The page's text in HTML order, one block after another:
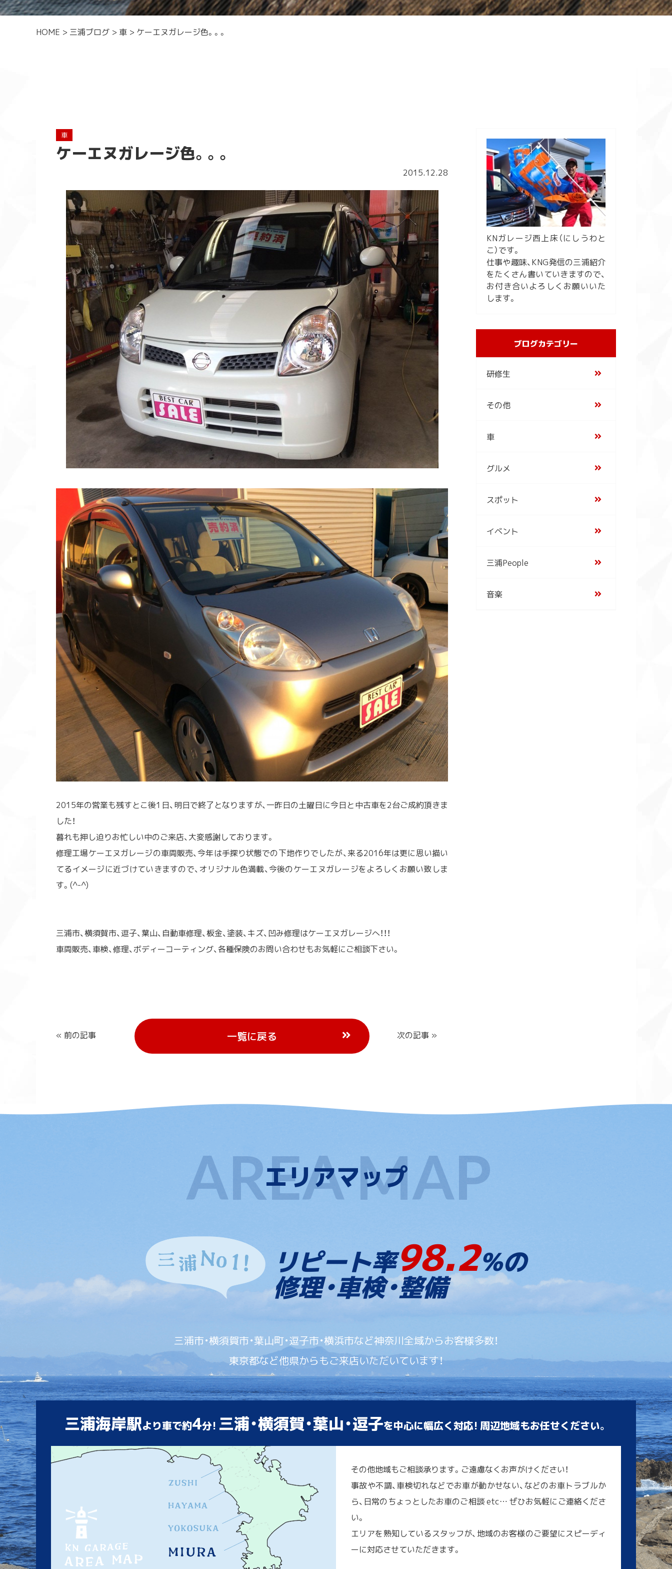
HOME > 三浦ブログ > 車 > ケーエヌガレージ色。。。
車
ケーエヌガレージ色。。。
2015.12.28
2015年の営業も残すとこ後1日、明日で終了となりますが、一昨日の土曜日に今日と中古車を2台ご成約頂きま
した！
暮れも押し迫りお忙しい中のご来店、大変感謝しております。
修理工場ケーエヌガレージの車両販売、今年は手探り状態での下地作りでしたが、来る2016年は更に思い描い
てるイメージに近づけていきますので、オリジナル色満載、今後のケーエヌガレージをよろしくお願い致しま
す。(^-^)
三浦市、横須賀市、逗子、葉山、自動車修理、板金、塗装、キズ、凹み修理はケーエヌガレージへ！！！
車両販売、車検、修理、ボディーコーティング、各種保険のお問い合わせもお気軽にご相談下さい。
« 前の記事 一覧に戻る 次の記事 »
KNガレージ西上床（にしうわと
こ）です。
仕事や趣味、KNG発信の三浦紹介
をたくさん書いていきますので、
お付き合いよろしくお願いいた
します。
ブログカテゴリー
研修生
その他
車
グルメ
スポット
イベント
三浦People
音楽
エリアマップ
リピート率98.2%の
修理・車検・整備
三浦市・横須賀市・葉山町・逗子市・横浜市など神奈川全域からお客様多数！
東京都など他県からもご来店いただいています！
三浦海岸駅より車で約4分! 三浦・横須賀・葉山・逗子を中心に幅広く対応! 周辺地域もお任せください。
その他地域もご相談承ります。ご遠慮なくお声がけください！
事故や不調、車検切れなどでお車が動かせない、などのお車トラブルか
ら、日常のちょっとしたお車のご相談 etc… ぜひお気軽にご連絡くださ
い。
エリアを熟知しているスタッフが、地域のお客様のご要望にスピーディ
ーに対応させていただきます。